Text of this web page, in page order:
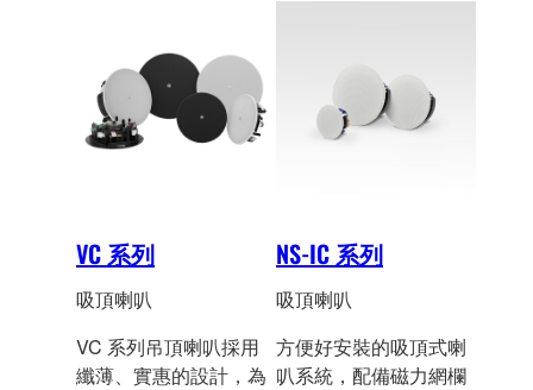
VC 系列
吸頂喇叭
VC 系列吊頂喇叭採用
纖薄、實惠的設計，為
NS-IC 系列
吸頂喇叭
方便好安裝的吸頂式喇
叭系統，配備磁力網欄